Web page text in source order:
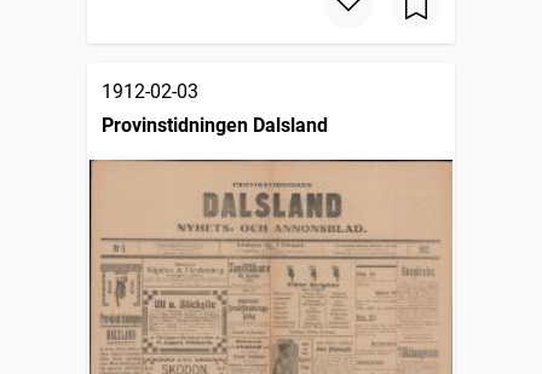
1912-02-03
Provinstidningen Dalsland